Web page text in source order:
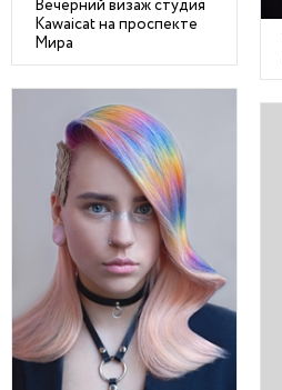
Вечерний визаж студия
Kawaicat на проспекте
Мира